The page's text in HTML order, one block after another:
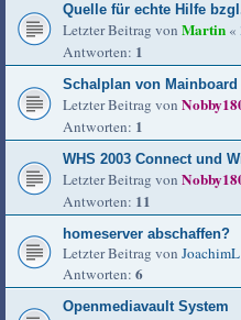
Quelle für echte Hilfe
Letzter Beitrag von Martin «
Antworten: 1
Schalplan von Mainboard
Letzter Beitrag von
Antworten: 1
WHS 2003 Connect und
Letzter Beitrag von
Antworten: 11
homeserver abschaffen?
Letzter Beitrag von JoachimL
Antworten: 6
Openmediavault System